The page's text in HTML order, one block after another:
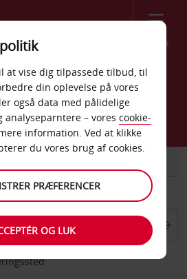
Menu
at vise dig tilpassede tilbud, til
din oplevelse på vores
også data med pålidelige
analyseparntere – vores cookie-
information. Ved at klikke
du vores brug af cookies.
PRÆFERENCER
OG LUK